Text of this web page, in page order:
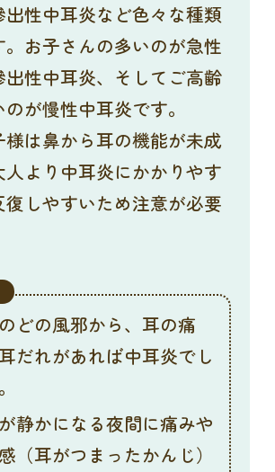
出性中耳炎など色々な種類
。お子さんの多いのが急性
出性中耳炎、そしてご高齢
が慢性中耳炎です。
様は鼻から耳の機能が未成
より中耳炎にかかりやす
復しやすいため注意が必要
どの風邪から、耳の痛
だれがあれば中耳炎でし
静かになる夜間に痛みや
（耳がつまったかんじ）